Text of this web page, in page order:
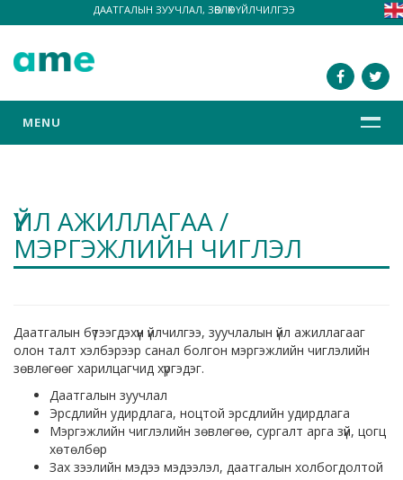
ДААТГАЛЫН ЗУУЧЛАЛ, ЗӨВЛӨХ ҮЙЛЧИЛГЭЭ
MENU
ҮЙЛ АЖИЛЛАГАА /
МЭРГЭЖЛИЙН ЧИГЛЭЛ
Даатгалын бүтээгдэхүүн үйлчилгээ, зуучлалын үйл ажиллагааг
олон талт хэлбэрээр санал болгон мэргэжлийн чиглэлийн
зөвлөгөөг харилцагчид хүргэдэг.
Даатгалын зуучлал
Эрсдлийн удирдлага, ноцтой эрсдлийн удирдлага
Мэргэжлийн чиглэлийн зөвлөгөө, сургалт арга зүй, цогц
хөтөлбөр
Зах зээлийн мэдээ мэдээлэл, даатгалын холбогдолтой